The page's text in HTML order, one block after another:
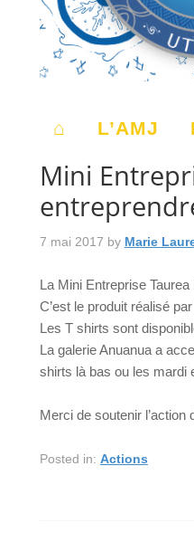
⌂ L’AMJ
Mini
7 mai 2017 by Marie
La Mini Entreprise
C’est le produit réalisé
Les T shirts sont
La galerie Anuanua a
shirts là bas ou les mardi
Merci de soutenir l’action
Posted in: Actions